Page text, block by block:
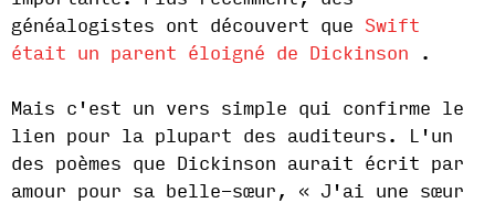
généalogistes ont découvert que Swift
était un parent éloigné de Dickinson .
Mais c'est un vers simple qui confirme le
lien pour la plupart des auditeurs. L'un
des poèmes que Dickinson aurait écrit par
amour pour sa belle-sœur, « J'ai une sœur